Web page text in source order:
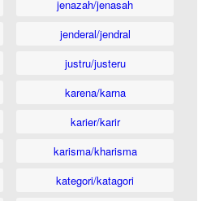
jenazah/jenasah
jenderal/jendral
justru/justeru
karena/karna
karier/karir
karisma/kharisma
kategori/katagori